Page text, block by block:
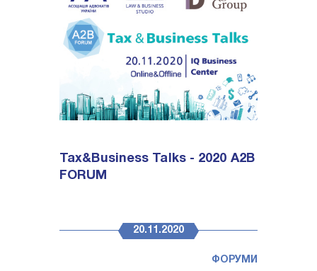
Tax&Business Talks - 2020 A2B
FORUM
20.11.2020
ФОРУМИ